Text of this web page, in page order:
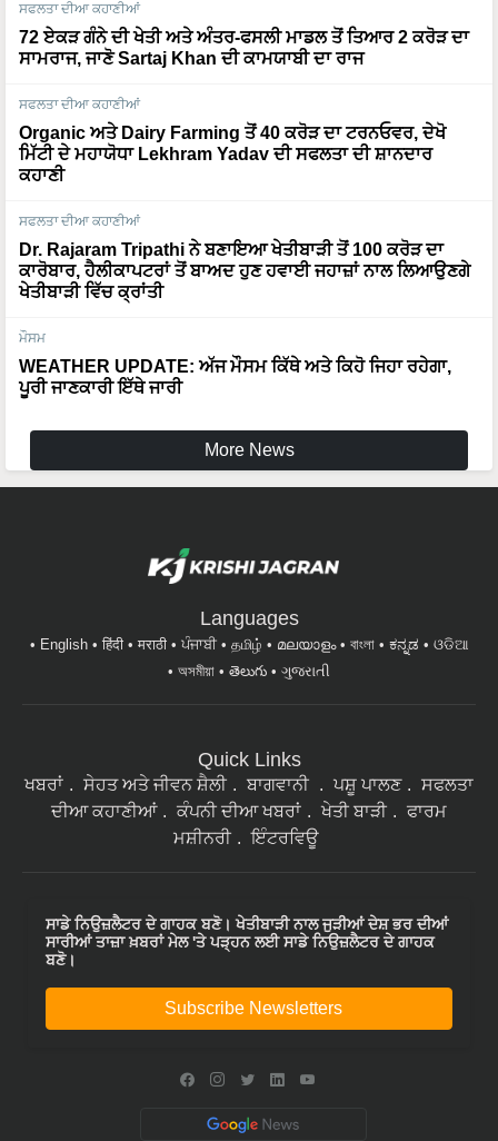
ਸਫਲਤਾ ਦੀਆ ਕਹਾਣੀਆਂ
72 ਏਕੜ ਗੰਨੇ ਦੀ ਖੇਤੀ ਅਤੇ ਅੰਤਰ-ਫਸਲੀ ਮਾਡਲ ਤੋਂ ਤਿਆਰ 2 ਕਰੋੜ ਦਾ
ਸਾਮਰਾਜ, ਜਾਣੋ Sartaj Khan ਦੀ ਕਾਮਯਾਬੀ ਦਾ ਰਾਜ
ਸਫਲਤਾ ਦੀਆ ਕਹਾਣੀਆਂ
Organic ਅਤੇ Dairy Farming ਤੋਂ 40 ਕਰੋੜ ਦਾ ਟਰਨਓਵਰ, ਦੇਖੋ
ਮਿੱਟੀ ਦੇ ਮਹਾਯੋਧਾ Lekhram Yadav ਦੀ ਸਫਲਤਾ ਦੀ ਸ਼ਾਨਦਾਰ
ਕਹਾਣੀ
ਸਫਲਤਾ ਦੀਆ ਕਹਾਣੀਆਂ
Dr. Rajaram Tripathi ਨੇ ਬਣਾਇਆ ਖੇਤੀਬਾੜੀ ਤੋਂ 100 ਕਰੋੜ ਦਾ
ਕਾਰੋਬਾਰ, ਹੈਲੀਕਾਪਟਰਾਂ ਤੋਂ ਬਾਅਦ ਹੁਣ ਹਵਾਈ ਜਹਾਜ਼ਾਂ ਨਾਲ ਲਿਆਉਣਗੇ
ਖੇਤੀਬਾੜੀ ਵਿੱਚ ਕ੍ਰਾਂਤੀ
ਮੌਸਮ
WEATHER UPDATE: ਅੱਜ ਮੌਸਮ ਕਿੱਥੇ ਅਤੇ ਕਿਹੋ ਜਿਹਾ ਰਹੇਗਾ,
ਪੂਰੀ ਜਾਣਕਾਰੀ ਇੱਥੇ ਜਾਰੀ
More News
Languages
English हिंदी मराठी ਪੰਜਾਬੀ தமிழ் മലയാളം বাংলা ಕನ್ನಡ
ଓଡିଆ
অসমীয়া
తెలుగు ગુજરાતી
Quick Links
ਖਬਰਾਂ ਸੇਹਤ ਅਤੇ ਜੀਵਨ ਸ਼ੈਲੀ ਬਾਗਵਾਨੀ ਪਸ਼ੂ ਪਾਲਣ
ਸਫਲਤਾ
ਦੀਆ ਕਹਾਣੀਆਂ
ਕੰਪਨੀ ਦੀਆ ਖਬਰਾਂ ਖੇਤੀ ਬਾੜੀ
ਫਾਰਮ
ਮਸ਼ੀਨਰੀ
ਇੰਟਰਵਿਊ
ਸਾਡੇ ਨਿਉਜ਼ਲੈਟਰ ਦੇ ਗਾਹਕ ਬਣੋ। ਖੇਤੀਬਾੜੀ ਨਾਲ ਜੁੜੀਆਂ ਦੇਸ਼ ਭਰ ਦੀਆਂ
ਸਾਰੀਆਂ ਤਾਜ਼ਾ ਖ਼ਬਰਾਂ ਮੇਲ 'ਤੇ ਪੜ੍ਹਨ ਲਈ ਸਾਡੇ ਨਿਉਜ਼ਲੈਟਰ ਦੇ ਗਾਹਕ
ਬਣੋ।
Subscribe Newsletters